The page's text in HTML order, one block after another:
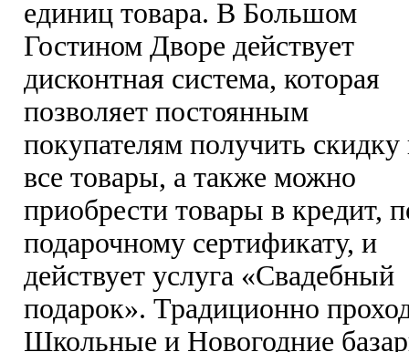
единиц товара. В Большом
Гостином Дворе действует
дисконтная система, которая
позволяет постоянным
покупателям получить скидку
все товары, а также можно
приобрести товары в кредит,
подарочному сертификату, и
действует услуга «Свадебный
подарок». Традиционно
Школьные и Новогодние